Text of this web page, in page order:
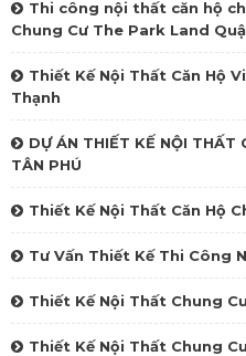
Thi công nội thất căn hộ
Chung Cư The Park Land
Thiết Kế Nội Thất Căn Hộ
Thạnh
DỰ ÁN THIẾT KẾ NỘI THẤT
TÂN PHÚ
Thiết Kế Nội Thất Căn Hộ
Tư Vấn Thiết Kế Thi Công
Thiết Kế Nội Thất Chung
Thiết Kế Nội Thất Chung